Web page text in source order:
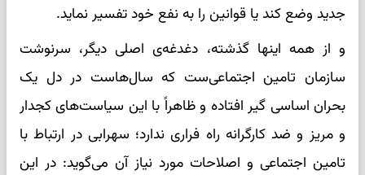
جدید وضع کند یا قوانین را به نفع خود تفسیر نماید.
و از همه اینها گذشته، دغدغه‌ی اصلی دیگر، سرنوشت
سازمان تامین اجتماعی‌ست که سال‌هاست در دل یک
بحران اساسی گیر افتاده و ظاهراً با این سیاست‌های کجدار
و مریز و ضد کارگرانه راه فراری ندارد؛ سهرابی در ارتباط با
تامین اجتماعی و اصلاحات مورد نیاز آن می‌گوید: در این